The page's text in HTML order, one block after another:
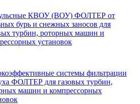
КВОУ (ВОУ) ФОЛТЕР от
бурь и снежных заносов для
турбин, роторных машин и
установок
системы фильтрации
ФОЛТЕР для газовых турбин,
машин и компрессорных